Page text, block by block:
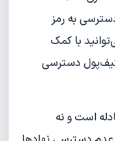
به رمز
با کمک
کیف‌پول دسترسی
است و نه